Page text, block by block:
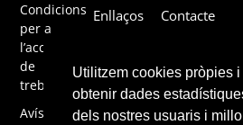
Utilitzem cookies pròpies
obtenir dades
dels nostres usuaris i
Top
Condicions
per a
l’acceptació
de
treballs
Avís legal
Enllaços
Contacte